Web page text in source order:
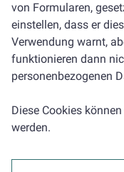
von Formularen,
einstellen, dass er
Verwendung warnt,
funktionieren dann
personenbezogenen
Diese Cookies
werden.